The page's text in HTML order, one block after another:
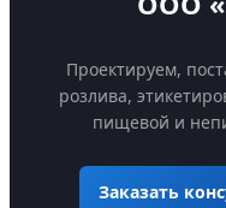
Проектируем,
розлива,
пищевой и
Заказать